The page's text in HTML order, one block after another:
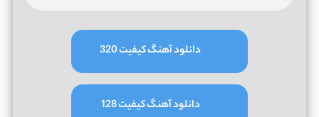
دانلود آهنگ کیفیت 320
دانلود آهنگ کیفیت 128